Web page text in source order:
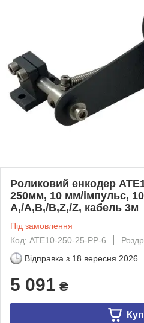
Роликовий енкодер
250мм, 10 мм/імпульс,
A,/A,B,/B,Z,/Z, кабель 3м
Під замовлення
Код: ATE10-250-25-PP-6
Відправка з 18 вересня 2026
5 091 ₴